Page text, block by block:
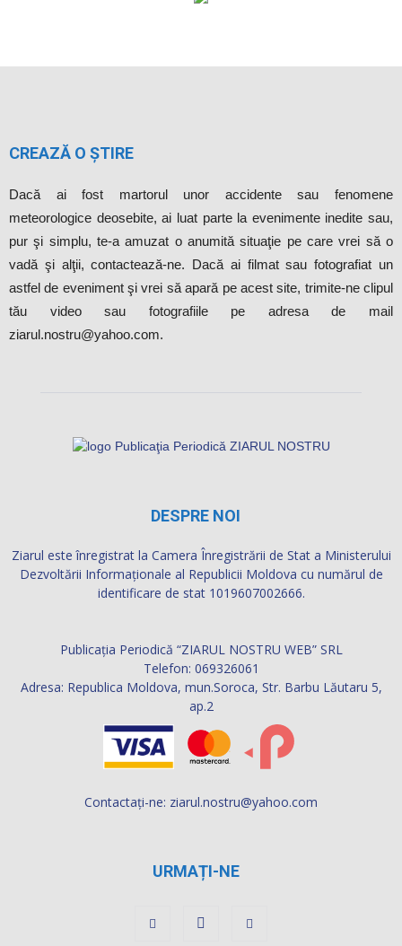
CREAZĂ O ȘTIRE
Dacă ai fost martorul unor accidente sau fenomene
meteorologice deosebite, ai luat parte la evenimente inedite sau,
pur şi simplu, te-a amuzat o anumită situaţie pe care vrei să o
vadă şi alţii, contactează-ne. Dacă ai filmat sau fotografiat un
astfel de eveniment şi vrei să apară pe acest site, trimite-ne clipul
tău video sau fotografiile pe adresa de mail
ziarul.nostru@yahoo.com.
DESPRE NOI
Ziarul este înregistrat la Camera Înregistrării de Stat a Ministerului
Dezvoltării Informaţionale al Republicii Moldova cu numărul de
identificare de stat 1019607002666.
Publicația Periodică “ZIARUL NOSTRU WEB” SRL
Telefon: 069326061
Adresa: Republica Moldova, mun.Soroca, Str. Barbu Lăutaru 5,
ap.2
Contactați-ne: ziarul.nostru@yahoo.com
URMAȚI-NE